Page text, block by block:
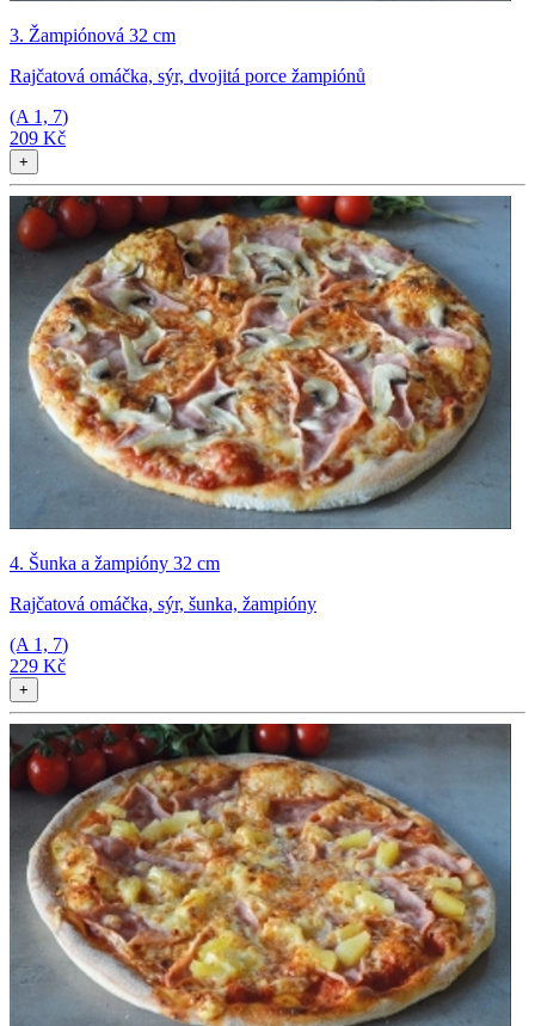
3. Žampiónová 32 cm
Rajčatová omáčka, sýr, dvojitá porce žampiónů
(A 1, 7)
209 Kč
+
4. Šunka a žampióny 32 cm
Rajčatová omáčka, sýr, šunka, žampióny
(A 1, 7)
229 Kč
+